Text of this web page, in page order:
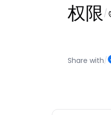
权限/
Share with/